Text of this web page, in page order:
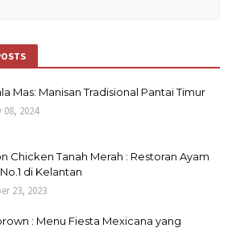
Mas: Manisan Tradisional Pantai Timur
2024
Chicken Tanah Merah : Restoran Ayam
di Kelantan
23, 2023
: Menu Fiesta Mexicana yang